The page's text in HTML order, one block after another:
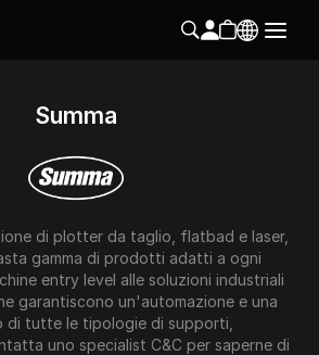
Summa
di plotter da taglio, flatbad e laser,
gamma di prodotti adatti a ogni
entry level alle soluzioni industriali
garantiscono un'automazione e una
di tutte le tipologie di supporti,
uno specialist C&C per saperne di